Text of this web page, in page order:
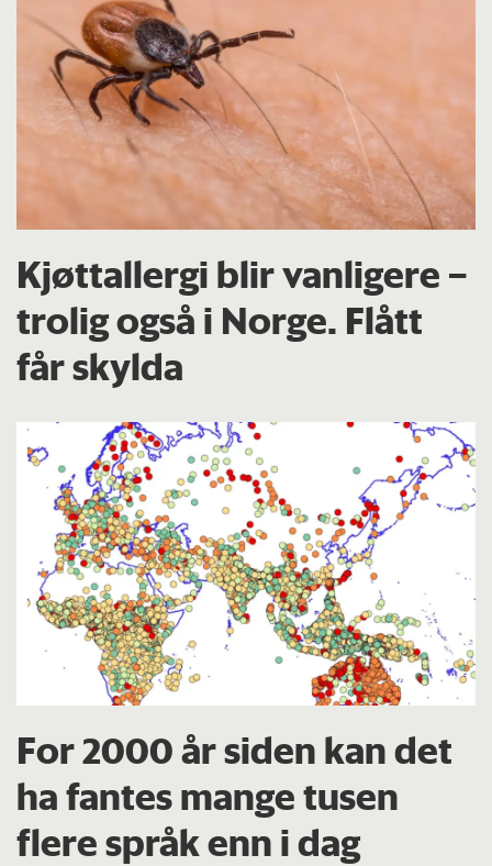
Kjøttallergi blir vanligere –
trolig også i Norge. Flått
får skylda
For 2000 år siden kan det
ha fantes mange tusen
flere språk enn i dag